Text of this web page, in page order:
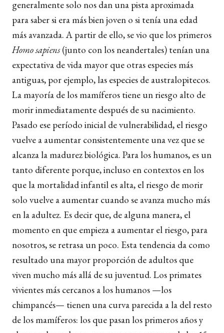
generalmente solo nos dan una pista aproximada
para saber si era más bien joven o si tenía una edad
más avanzada. A partir de ello, se vio que los primeros
Homo sapiens(junto con los neandertales) tenían una
expectativa de vida mayor que otras especies más
antiguas, por ejemplo, las especies de australopitecos.
La mayoría de los mamíferos tiene un riesgo alto de
morir inmediatamente después de su nacimiento.
Pasado ese período inicial de vulnerabilidad, el riesgo
vuelve a aumentar consistentemente una vez que se
alcanza la madurez biológica. Para los humanos, es un
tanto diferente porque, incluso en contextos en los
que la mortalidad infantil es alta, el riesgo de morir
solo vuelve a aumentar cuando se avanza mucho más
en la adultez. Es decir que, de alguna manera, el
momento en que empieza a aumentar el riesgo, para
nosotros, se retrasa un poco. Esta tendencia da como
resultado una mayor proporción de adultos que
viven mucho más allá de su juventud. Los primates
vivientes más cercanos a los humanos —los
chimpancés— tienen una curva parecida a la del resto
de los mamíferos: los que pasan los primeros años y